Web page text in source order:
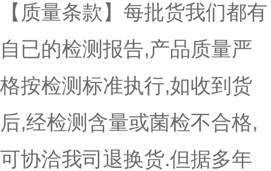
【 质量条款 】每批货我们都有
自已的检测报告,产品质量严
格按检测标准执行,如收到货
后,经检测含量或菌检不合格,
可协洽我司退换货.但据多年